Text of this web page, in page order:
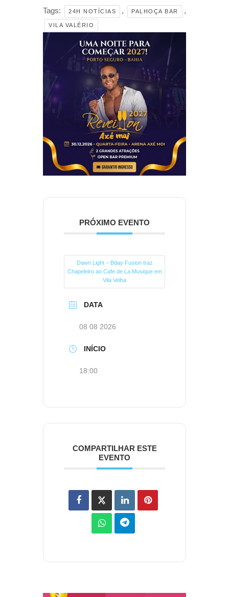
Tags: 24H NOTÍCIAS , PALHOÇA BAR ,
VILA VALÉRIO
PRÓXIMO EVENTO
Dawn Light – Bday Fusion traz
Chapeleiro ao Cafe de La Musique em
Vila Velha
DATA
08 08 2026
INÍCIO
18:00
COMPARTILHAR ESTE
EVENTO